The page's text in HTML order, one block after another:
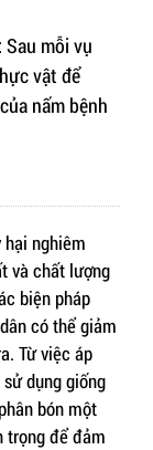
: Sau mỗi vụ
vật để
nấm bệnh
hại nghiêm
và chất lượng
biện pháp
có thể giảm
Từ việc áp
dụng giống
bón một
trọng để đảm